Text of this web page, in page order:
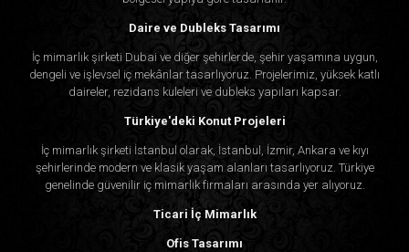
Daire ve Dubleks Tasarımı
İç mimarlık şirketi Dubai ve diğer şehirlerde, şehir yaşamına uygun,
dengeli ve işlevsel iç mekânlar tasarlıyoruz. Projelerimiz, yüksek katlı
daireler, rezidans kuleleri ve dubleks yapıları kapsar.
Türkiye'deki Konut Projeleri
İç mimarlık şirketi İstanbul olarak, İstanbul, İzmir, Ankara ve kıyı
şehirlerinde modern ve klasik yaşam alanları tasarlıyoruz. Türkiye
genelinde güvenilir iç mimarlık firmaları arasında yer alıyoruz.
Ticari İç Mimarlık
Ofis Tasarımı